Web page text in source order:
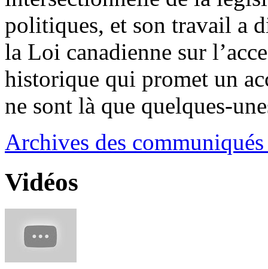
politiques, et son travail a
la Loi canadienne sur
historique qui promet un
ne sont là que quelques-
Archives des communiqués
Vidéos